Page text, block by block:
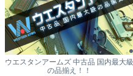
ウエスタンアームズ 中古品 国内最大級
の品揃え！！